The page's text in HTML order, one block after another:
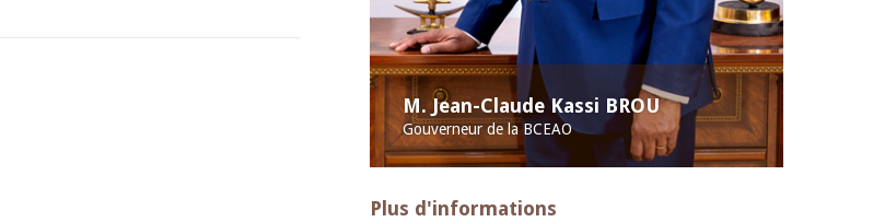
M. Jean-Claude Kassi BROU
Gouverneur de la BCEAO
Plus d'informations